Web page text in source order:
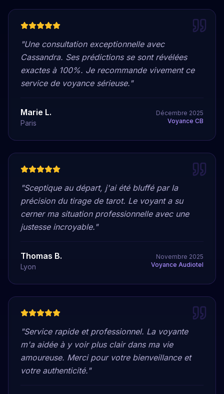
"Une consultation exceptionnelle avec
Cassandra. Ses prédictions se sont révélées
exactes à 100%. Je recommande vivement ce
service de voyance sérieuse."
Marie L.
Paris
Décembre 2025
Voyance CB
"Sceptique au départ, j'ai été bluffé par la
précision du tirage de tarot. Le voyant a su
cerner ma situation professionnelle avec une
justesse incroyable."
Thomas B.
Lyon
Novembre 2025
Voyance Audiotel
"Service rapide et professionnel. La voyante
m'a aidée à y voir plus clair dans ma vie
amoureuse. Merci pour votre bienveillance et
votre authenticité."